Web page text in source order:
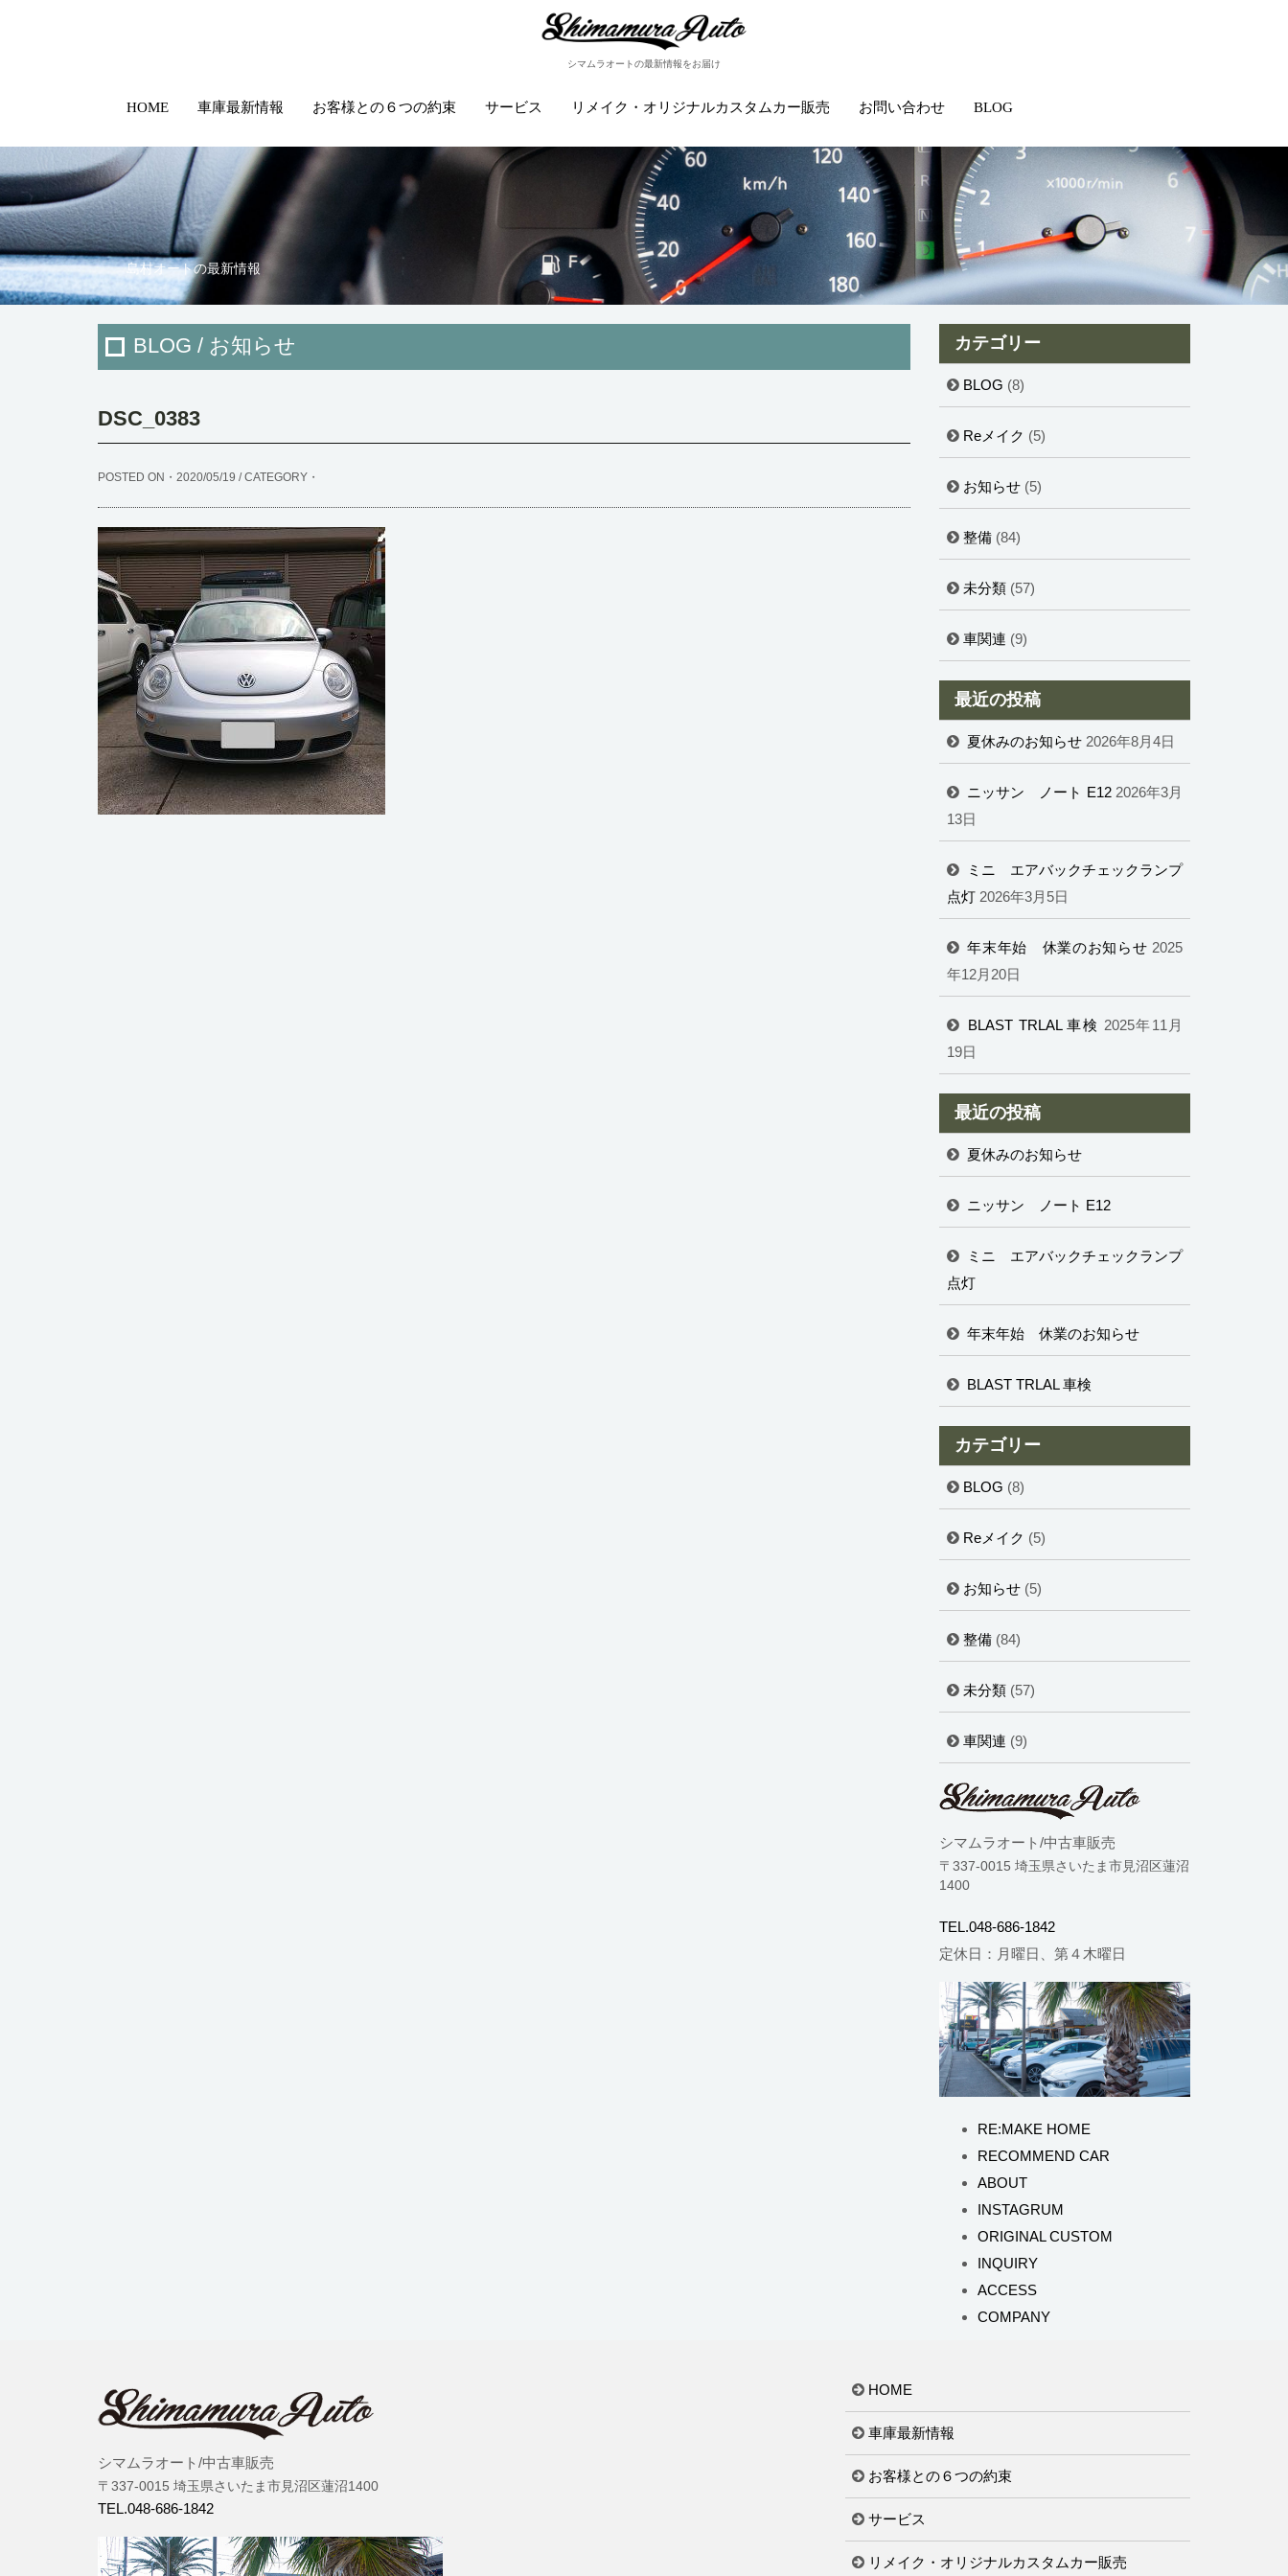
シマムラオートの最新情報をお届け
HOME 車庫最新情報 お客様との６つの約束 サービス リメイク・オリジナルカスタムカー販売 お問い合わせ BLOG
島村オートの最新情報
BLOG / お知らせ
DSC_0383
POSTED ON・2020/05/19 / CATEGORY・
カテゴリー
BLOG (8)
Reメイク (5)
お知らせ(5)
整備(84)
未分類(57)
車関連 (9)
最近の投稿
夏休みのお知らせ 2026年8月4日
ニッサン ノート E12 2026年3月
13日
ミニ エアバックチェックランプ
点灯 2026年3月5日
年末年始 休業のお知らせ 2025
年12月20日
BLAST TRLAL 車検 2025年11月
19日
最近の投稿
夏休みのお知らせ
ニッサン ノート E12
ミニ エアバックチェックランプ
点灯
年末年始 休業のお知らせ
BLAST TRLAL 車検
カテゴリー
BLOG (8)
Reメイク (5)
お知らせ(5)
整備(84)
未分類(57)
車関連 (9)
シマムラオート/中古車販売
〒337-0015 埼玉県さいたま市見沼区蓮沼
1400
TEL.048-686-1842
定休日：月曜日、第４木曜日
RE:MAKE HOME
RECOMMEND CAR
ABOUT
INSTAGRUM
ORIGINAL CUSTOM
INQUIRY
ACCESS
COMPANY
シマムラオート/中古車販売
〒337-0015 埼玉県さいたま市見沼区蓮沼1400
TEL.048-686-1842
HOME
車庫最新情報
お客様との６つの約束
サービス
リメイク・オリジナルカスタムカー販売